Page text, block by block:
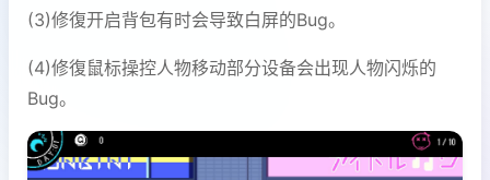
(3)修復开启背包有时会导致白屏的Bug。
(4)修復鼠标操控人物移动部分设备会出现人物闪烁的
Bug。